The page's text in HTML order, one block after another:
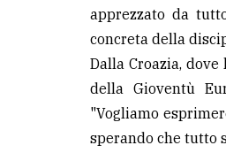
apprezzato da
concreta della
Dalla Croazia,
della Gioventù
"Vogliamo
sperando che tutto